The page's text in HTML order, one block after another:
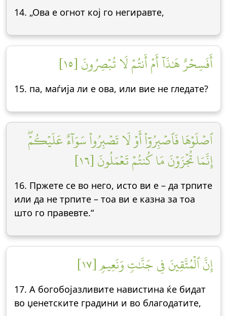
14. „Ова е огнот кој го негиравте,
أَفَسِحۡرٌ هَٰذَآ أَمۡ أَنتُمۡ لَا تُبۡصِرُونَ [١٥]
15. па, маѓија ли е ова, или вие не гледате?
ٱصۡلَوۡهَا فَٱصۡبِرُوٓاْ أَوۡ لَا تَصۡبِرُواْ سَوَآءٌ عَلَيۡكُمۡۖ
إِنَّمَا تُجۡزَوۡنَ مَا كُنتُمۡ تَعۡمَلُونَ [١٦]
16. Пржете се во него, исто ви е – да трпите
или да не трпите – тоа ви е казна за тоа
што го правевте.“
إِنَّ ٱلۡمُتَّقِينَ فِي جَنَّٰتٖ وَنَعِيمٖ [١٧]
17. А богобојазливите навистина ќе бидат
во џенетските градини и во благодатите,